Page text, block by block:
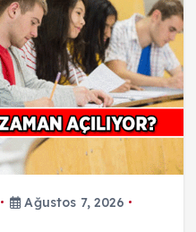
Ağustos 7, 2026